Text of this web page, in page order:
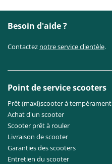
Besoin d'aide ?
Contactez notre service clientèle.
Point de service scooters
Prêt (maxi)scooter à tempérament
Achat d'un scooter
Scooter prêt à rouler
Livraison de scooter
Garanties des scooters
Entretien du scooter